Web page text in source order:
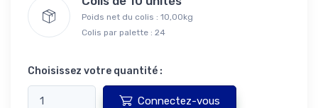
Poids net du colis : 10,00kg
Colis par palette : 24
Choisissez votre quantité :
Connectez-vous